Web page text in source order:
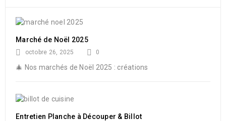
Marché de Noël 2025
octobre 26, 2025 0
🎄 Nos marchés de Noël 2025 : créations
Entretien Planche à Découper & Billot